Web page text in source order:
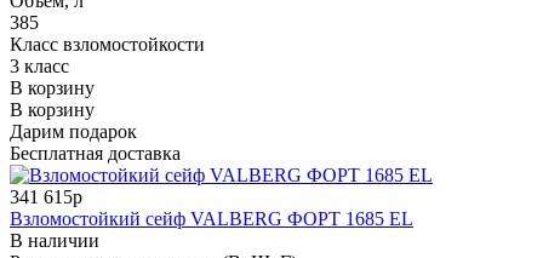
385
Класс взломостойкости
3 класс
В корзину
В корзину
Дарим подарок
Бесплатная доставка
341 615р
Взломостойкий сейф VALBERG ФОРТ 1685 EL
В наличии